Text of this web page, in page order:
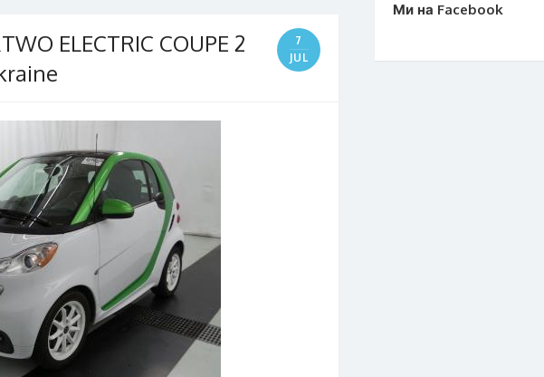
ELECTRIC COUPE 2
7
JUL
Ми на Facebook